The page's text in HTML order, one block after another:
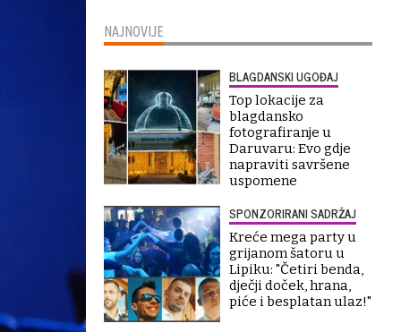
NAJNOVIJE
BLAGDANSKI UGOĐAJ
Top lokacije za
blagdansko
fotografiranje u
Daruvaru: Evo gdje
napraviti savršene
uspomene
SPONZORIRANI SADRŽAJ
Kreće mega party u
grijanom šatoru u
Lipiku: "Četiri benda,
dječji doček, hrana,
piće i besplatan ulaz!"